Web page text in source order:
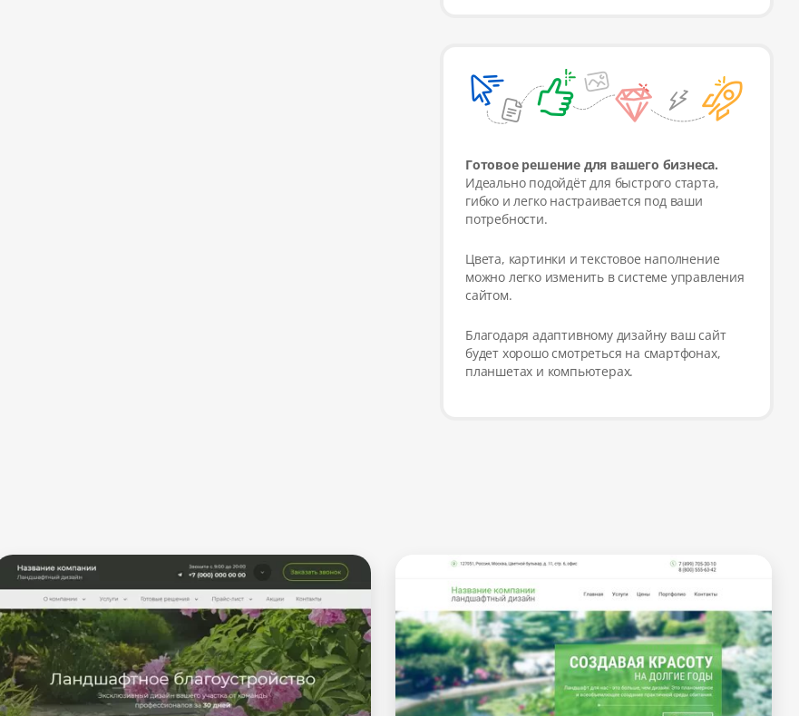
Готовое решение для вашего бизнеса.
Идеально подойдёт для быстрого старта,
гибко и легко настраивается под ваши
потребности.
Цвета, картинки и текстовое наполнение
можно легко изменить в системе управления
сайтом.
Благодаря адаптивному дизайну ваш сайт
будет хорошо смотреться на смартфонах,
планшетах и компьютерах.